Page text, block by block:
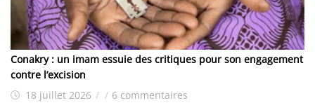
Conakry : un imam essuie des critiques pour son engagement
contre l’excision
18 juillet 2026 / / 6 commentaires